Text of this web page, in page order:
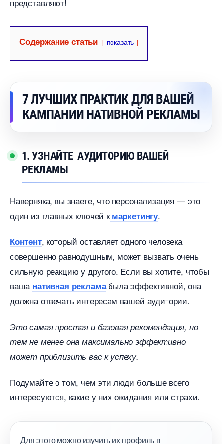
представляют!
Содержание статьи показать
7 ЛУЧШИХ ПРАКТИК ДЛЯ ВАШЕЙ
КАМПАНИИ НАТИВНОЙ РЕКЛАМЫ
1. УЗНАЙТЕ АУДИТОРИЮ ВАШЕЙ
РЕКЛАМЫ
Наверняка, вы знаете, что персонализация — это
один из главных ключей кмаркетингу.
Контент, который оставляет одного человека
совершенно равнодушным, может вызвать очень
сильную реакцию у другого. Если вы хотите, чтобы
аша нативная рекламаыла эффективной, она
должна отвечать интересам вашей аудитории.
Это самая простая и базовая рекомендация, но
тем не менее она максимально эффективно
может приблизить вас к успеху.
Подумайте о том, чем эти люди больше всего
интересуются, какие у них ожидания или страхи.
Для этого можно изучить их профиль